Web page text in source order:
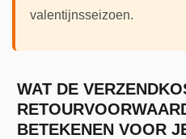
valentijnsseizoen.
WAT DE
BETEKENEN VOOR